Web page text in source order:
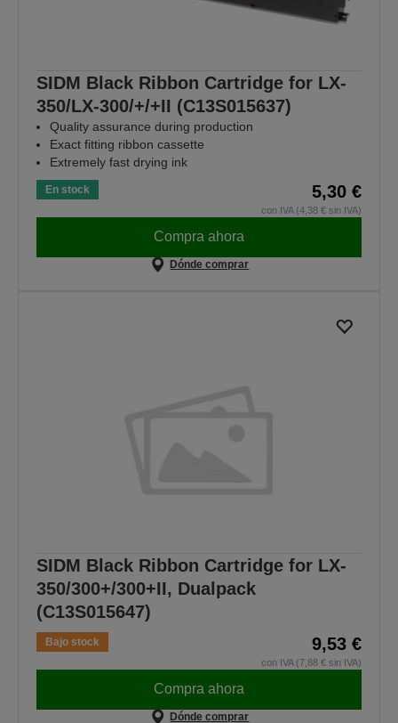
SIDM Black Ribbon Cartridge for LX-
350/LX-300/+/+II (C13S015637)
Quality assurance during production
Exact fitting ribbon cassette
Extremely fast drying ink
En stock 5,30 €
con IVA (4,38 € sin IVA)
Compra ahora
Dónde comprar
SIDM Black Ribbon Cartridge for LX-
350/300+/300+II, Dualpack
(C13S015647)
Bajo stock 9,53 €
con IVA (7,88 € sin IVA)
Compra ahora
Dónde comprar